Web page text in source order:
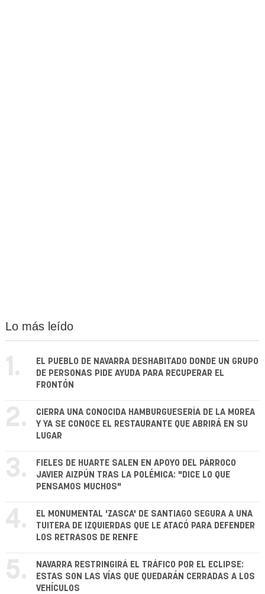
Lo más leído
1.
EL PUEBLO DE NAVARRA DESHABITADO DONDE UN GRUPO
DE PERSONAS PIDE AYUDA PARA RECUPERAR EL
FRONTÓN
2.
CIERRA UNA CONOCIDA HAMBURGUESERÍA DE LA MOREA
Y YA SE CONOCE EL RESTAURANTE QUE ABRIRÁ EN SU
LUGAR
3.
FIELES DE HUARTE SALEN EN APOYO DEL PÁRROCO
JAVIER AIZPÚN TRAS LA POLÉMICA: "DICE LO QUE
PENSAMOS MUCHOS"
4.
EL MONUMENTAL 'ZASCA' DE SANTIAGO SEGURA A UNA
TUITERA DE IZQUIERDAS QUE LE ATACÓ PARA DEFENDER
LOS RETRASOS DE RENFE
5.
NAVARRA RESTRINGIRÁ EL TRÁFICO POR EL ECLIPSE:
ESTAS SON LAS VÍAS QUE QUEDARÁN CERRADAS A LOS
VEHÍCULOS